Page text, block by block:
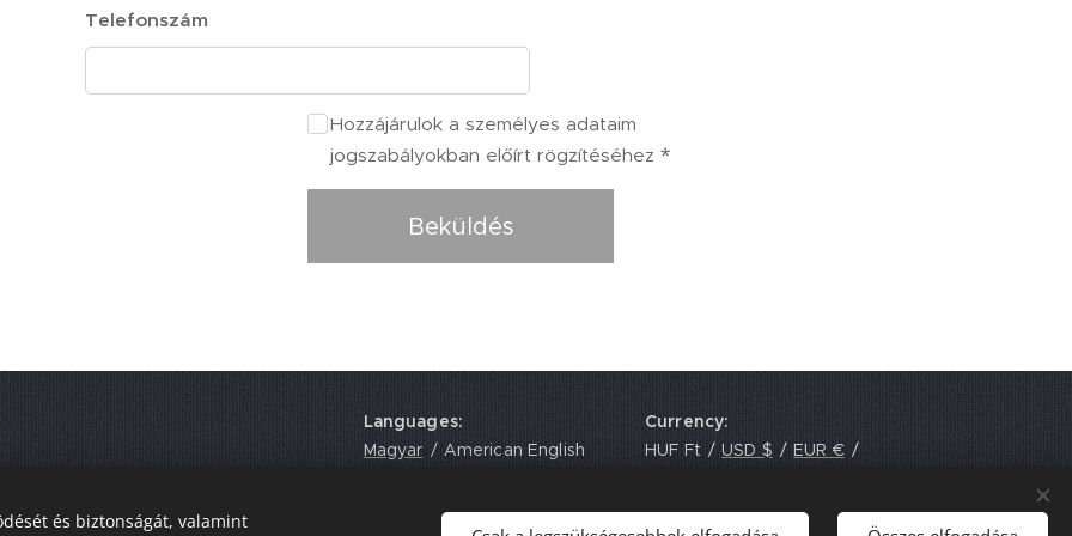
Telefonszám
Hozzájárulok a személyes adataim
jogszabályokban előírt rögzítéséhez
Beküldés
Academy
Languages
Magyar
American English
Currency
HUF Ft
USD $
EUR €
és biztonságát, valamint